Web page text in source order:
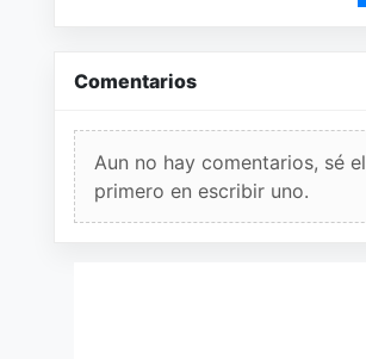
Comentarios
Aun no hay comentarios, sé el
primero en escribir uno.